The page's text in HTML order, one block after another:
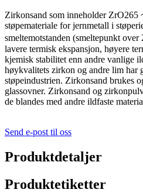
Zirkonsand som inneholder ZrO265
støpemateriale for jernmetall i
smeltemotstanden (smeltepunkt
lavere termisk ekspansjon, høyere
kjemisk stabilitet enn andre vanlige
høykvalitets zirkon og andre lim har
støpeindustrien. Zirkonsand brukes
glassovner. Zirkonsand og
de blandes med andre ildfaste
Send e-post til oss
Produktdetaljer
Produktetiketter